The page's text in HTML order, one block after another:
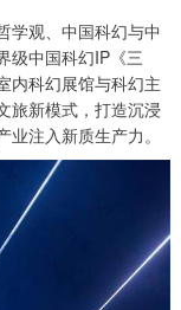
学观、中国科幻与中
级中国科幻IP《三
内科幻展馆与科幻主
旅新模式，打造沉浸
注入新质生产力。